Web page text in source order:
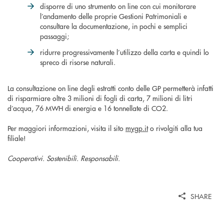
disporre di uno strumento on line con cui monitorare
l’andamento delle proprie Gestioni Patrimoniali e
consultare la documentazione, in pochi e semplici
passaggi;
ridurre progressivamente l’utilizzo della carta e quindi lo
spreco di risorse naturali.
La consultazione on line degli estratti conto delle GP permetterà infatti
di risparmiare oltre 3 milioni di fogli di carta, 7 milioni di litri
d’acqua, 76 MWH di energia e 16 tonnellate di CO2.
Per maggiori informazioni, visita il sito mygp.ito rivolgiti alla tua
filiale!
Cooperativi. Sostenibili. Responsabili.
SHARE